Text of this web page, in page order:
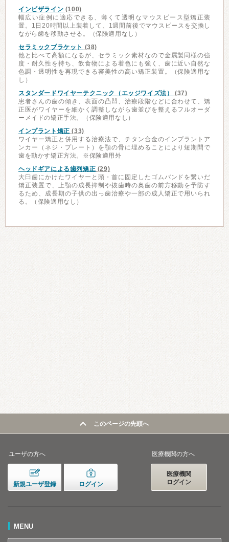
インビザライン (100)
幅広い症例に適応できる、薄くて透明なマウスピース型矯正装
置。1日20時間以上装着して、1週間前後でマウスピースを交換し
ながら歯を移動させる。（保険適用なし）
セラミックブラケット (38)
他と比べて高額になるが、セラミック素材なので金属製同様の強
度・耐久性を持ち、飲食物による着色にも強く、歯に近い自然な
色調・透明性を再現できる審美性の高い矯正装置。（保険適用な
し）
スタンダードワイヤーテクニック（エッジワイズ法）
(37)
患者さんの歯の傾き、表面の凸凹、治療段階などに合わせて、矯
正医がワイヤーを細かく調整しながら歯並びを整えるフルオーダ
ーメイドの矯正手法。（保険適用なし）
インプラント矯正 (33)
ワイヤー矯正と併用する治療法で、チタン合金のインプラントア
ンカー（ネジ・プレート）を顎の骨に埋めることにより短期間で
歯を動かす矯正方法。※保険適用外
ヘッドギアによる歯列矯正 (29)
大臼歯にかけたワイヤーと頭・首に固定したゴムバンドを繋いだ
矯正装置で、上顎の成長抑制や抜歯時の奥歯の前方移動を予防す
るため、成長期の子供の出っ歯治療や一部の成人矯正で用いられ
る。（保険適用なし）
このページの先頭へ
ユーザの方へ
新規ユーザ登録 ログイン
医療機関の方へ
医療機関
ログイン
MENU